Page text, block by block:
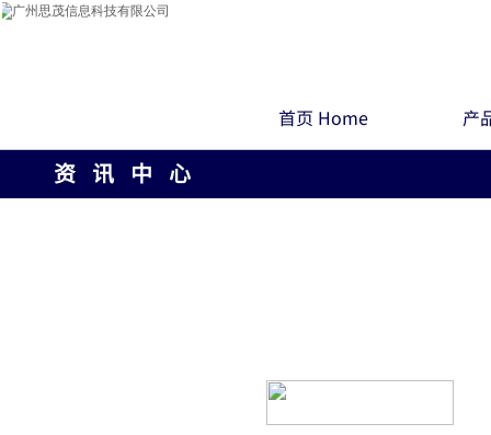
首页 Home 产
资 讯 中 心